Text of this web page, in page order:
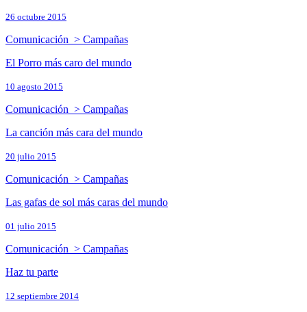
26 octubre 2015
Comunicación > Campañas
El Porro más caro del mundo
10 agosto 2015
Comunicación > Campañas
La canción más cara del mundo
20 julio 2015
Comunicación > Campañas
Las gafas de sol más caras del mundo
01 julio 2015
Comunicación > Campañas
Haz tu parte
12 septiembre 2014